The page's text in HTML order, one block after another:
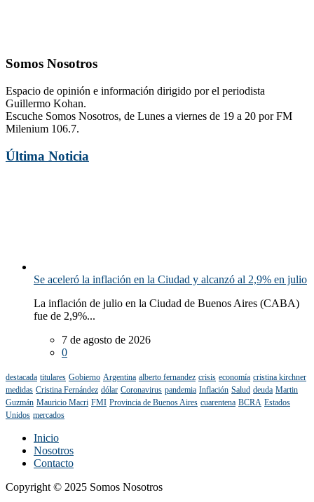
Somos Nosotros
Espacio de opinión e información dirigido por el periodista
Guillermo Kohan.
Escuche Somos Nosotros, de Lunes a viernes de 19 a 20 por FM
Milenium 106.7.
Última Noticia
Se aceleró la inflación en la Ciudad y alcanzó al 2,9% en julio
La inflación de julio en la Ciudad de Buenos Aires (CABA)
fue de 2,9%...
7 de agosto de 2026
0
destacada titulares Gobierno Argentina alberto fernandez crisis economía cristina kirchner
medidas Cristina Fernández dólar Coronavirus pandemia Inflación Salud deuda Martin
Guzmán Mauricio Macri FMI Provincia de Buenos Aires cuarentena BCRA Estados
Unidos mercados
Inicio
Nosotros
Contacto
Copyright © 2025 Somos Nosotros